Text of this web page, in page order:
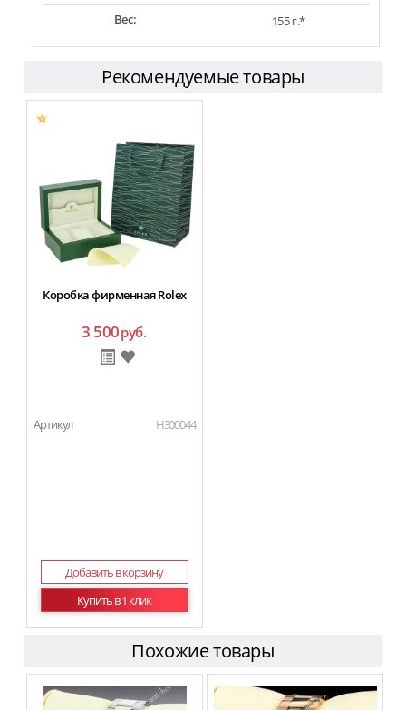
Вес:
155 г.*
Рекомендуемые товары
Коробка фирменная Rolex
3 500руб.
Артикул H300044
Добавить в корзину
Купить в 1 клик
Похожие товары